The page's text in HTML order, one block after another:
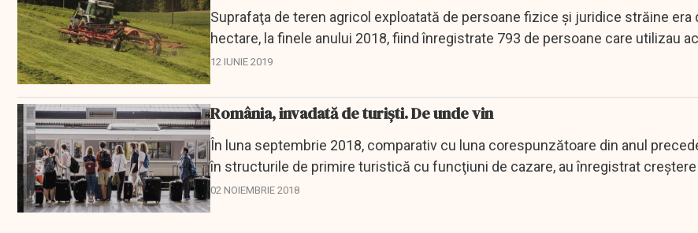
Suprafaţa de teren agricol exploatată de persoane fizice şi juridice străine era
hectare, la finele anului 2018, fiind înregistrate 793 de persoane care utilizau
terenuri,...
12 IUNIE 2019
România, invadată de turiști. De unde vin
În luna septembrie 2018, comparativ cu luna corespunzătoare din anul
în structurile de primire turistică cu funcţiuni de cazare, au înregistrat creştere
iar...
02 NOIEMBRIE 2018